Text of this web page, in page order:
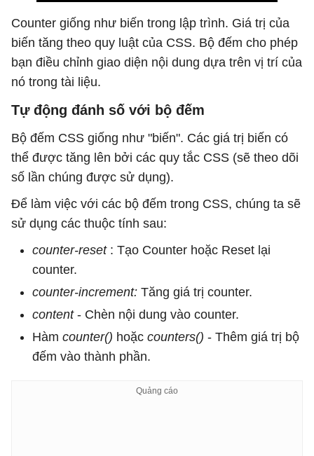
Counter giống như biến trong lập trình. Giá trị của
biến tăng theo quy luật của CSS. Bộ đếm cho phép
bạn điều chỉnh giao diện nội dung dựa trên vị trí của
nó trong tài liệu.
Tự động đánh số với bộ đếm
Bộ đếm CSS giống như "biến". Các giá trị biến có
thể được tăng lên bởi các quy tắc CSS (sẽ theo dõi
số lần chúng được sử dụng).
Để làm việc với các bộ đếm trong CSS, chúng ta sẽ
sử dụng các thuộc tính sau:
counter-reset: Tạo Counter hoặc Reset lại
counter.
counter-increment: Tăng giá trị counter.
content- Chèn nội dung vào counter.
Hàm counter() hoặc counters() - Thêm giá trị bộ
đếm vào thành phần.